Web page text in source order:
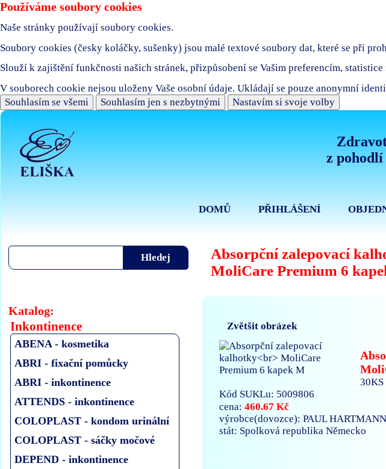
Používáme soubory cookies
Naše stránky používají soubory cookies.
Soubory cookies (česky koláčky, sušenky) jsou malé textové soubory dat, které se při
Slouží k zajištění funkčnosti našich stránek, přizpůsobení se Vašim preferencím,
V souborech cookie nejsou uloženy Vaše osobní údaje. Ukládají se pouze anonymní
Souhlasím se všemi
Souhlasím jen s nezbytnými Nastavím si svoje volby
z pohodlí
PŘIHLÁŠENÍ
DOMŮ
Absorpční zalepovací
MoliCare Premium 6
Katalog:
Inkontinence
ABENA - kosmetika
ABRI - fixační pomůcky
ABRI - inkontinence
ATTENDS - inkontinence
COLOPLAST - kondom urinální
COLOPLAST - sáčky močové
DEPEND - inkontinence
Zvětšit obrázek
Kód SUKLu: 5009806
cena: 460.67 Kč
výrobce(dovozce): PAUL
stát: Spolková republika Německo